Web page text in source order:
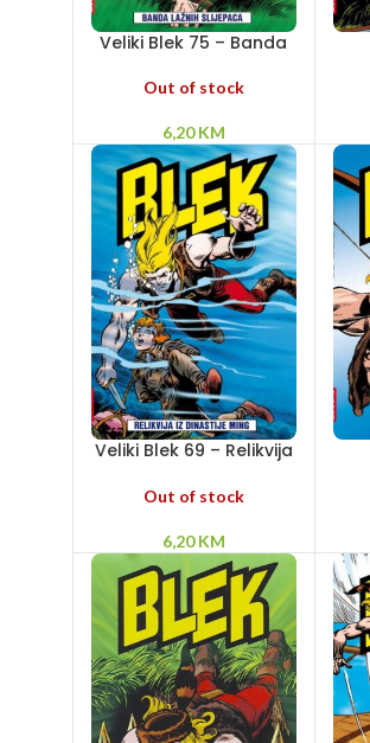
Veliki Blek 75 – Banda
Out of stock
6,20KM
Veliki Blek 69 – Relikvija
Out of stock
6,20KM